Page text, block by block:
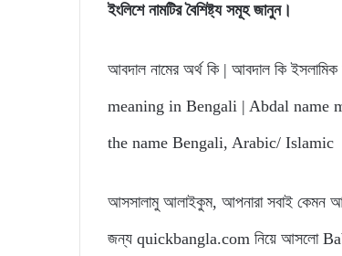
ইংলিশে নামটির বৈশিষ্ট্য সমূহ জানুন।
আবদাল নামের অর্থ কি | আবদাল কি
meaning in Bengali | Abdal name
the name Bengali, Arabic/ Islamic
আসসালামু আলাইকুম, আপনারা সবাই কেমন
জন্য quickbangla.com নিয়ে আসলো